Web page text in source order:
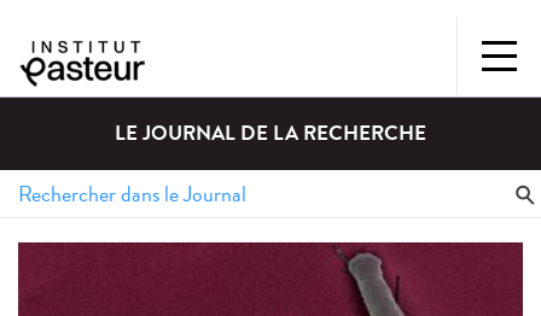
LE JOURNAL DE LA RECHERCHE